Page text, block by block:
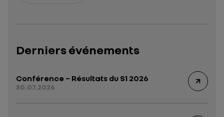
Derniers événements
Conférence – Résultats du S1 2026
30.07.2026